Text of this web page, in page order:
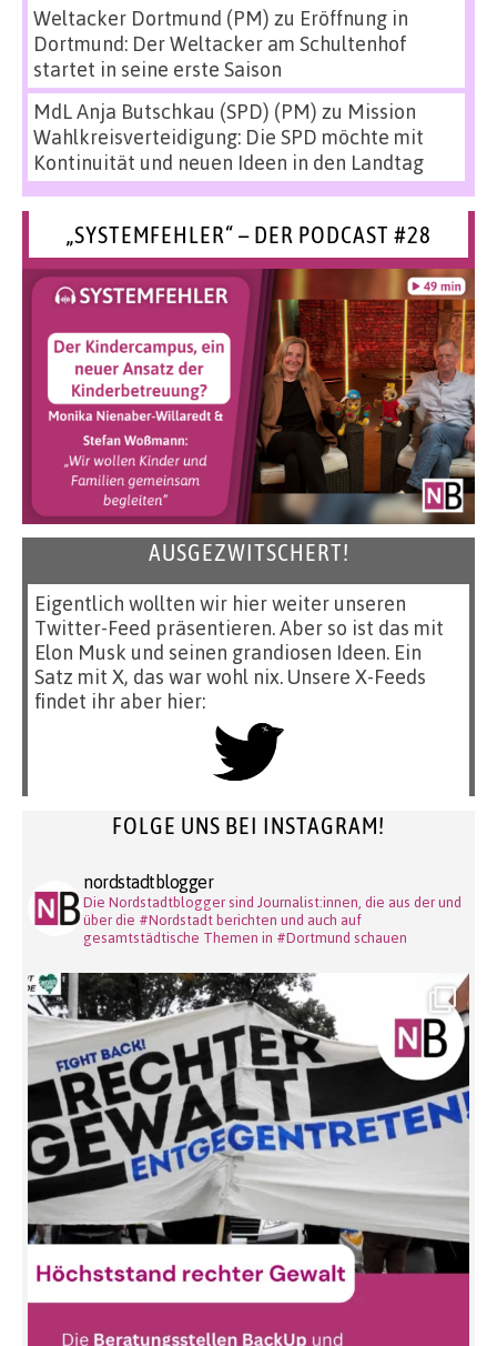
Weltacker Dortmund (PM) zu Eröffnung in
Dortmund: Der Weltacker am Schultenhof
startet in seine erste Saison
MdL Anja Butschkau (SPD) (PM) zu Mission
Wahlkreisverteidigung: Die SPD möchte mit
Kontinuität und neuen Ideen in den Landtag
„SYSTEMFEHLER“ – DER PODCAST #28
AUSGEZWITSCHERT!
Eigentlich wollten wir hier weiter unseren
Twitter-Feed präsentieren. Aber so ist das mit
Elon Musk und seinen grandiosen Ideen. Ein
Satz mit X, das war wohl nix. Unsere X-Feeds
findet ihr aber hier:
FOLGE UNS BEI INSTAGRAM!
nordstadtblogger
Die Nordstadtblogger sind Journalist:innen, die aus der und
über die #Nordstadt berichten und auch auf
gesamtstädtische Themen in #Dortmund schauen